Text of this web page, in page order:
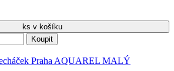
ks v košíku
Koupit